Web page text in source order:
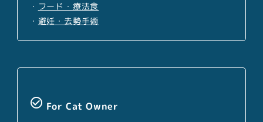
・ フード・療法食
・ 避妊・去勢手術
check_circle_outline For Cat Owner